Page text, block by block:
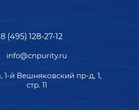
8 (495) 128-27-12
info@cnpurity.ru
1-й Вешняковский пр-д, 1,
стр. 11